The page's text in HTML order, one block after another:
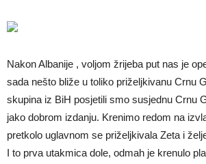
Nakon Albanije , voljom žrijeba put nas je
sada nešto bliže u toliko priželjkivanu Crnu
skupina iz BiH posjetili smo susjednu Crnu
jako dobrom izdanju. Krenimo redom na
pretkolo uglavnom se priželjkivala Zeta i
I to prva utakmica dole, odmah je krenulo